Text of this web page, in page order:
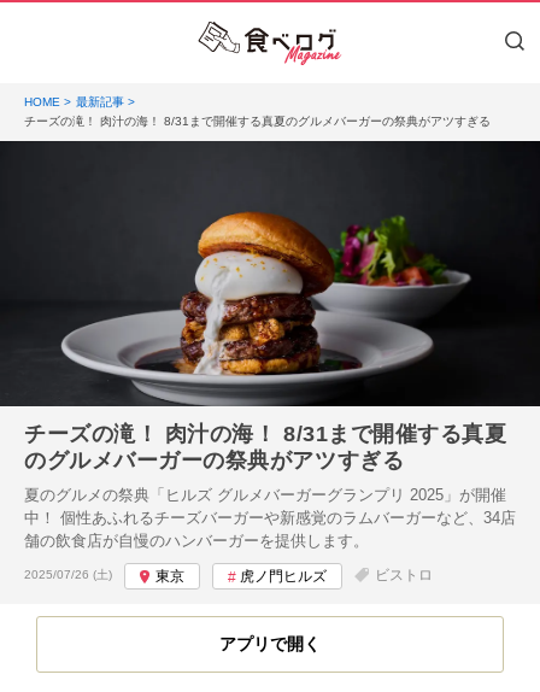
HOME
最新記事
チーズの滝！ 肉汁の海！ 8/31まで開催する真夏のグルメバーガーの祭典がアツすぎる
チーズの滝！ 肉汁の海！ 8/31まで開催する真夏
のグルメバーガーの祭典がアツすぎる
夏のグルメの祭典「ヒルズ グルメバーガーグランプリ 2025」が開催
中！ 個性あふれるチーズバーガーや新感覚のラムバーガーなど、34店
舗の飲食店が自慢のハンバーガーを提供します。
投稿日:
2025/07/26 (土) 東京 虎ノ門ヒルズ ビストロ
アプリで開く